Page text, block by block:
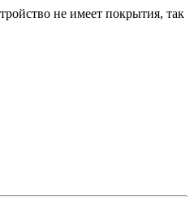
не имеет покрытия, так